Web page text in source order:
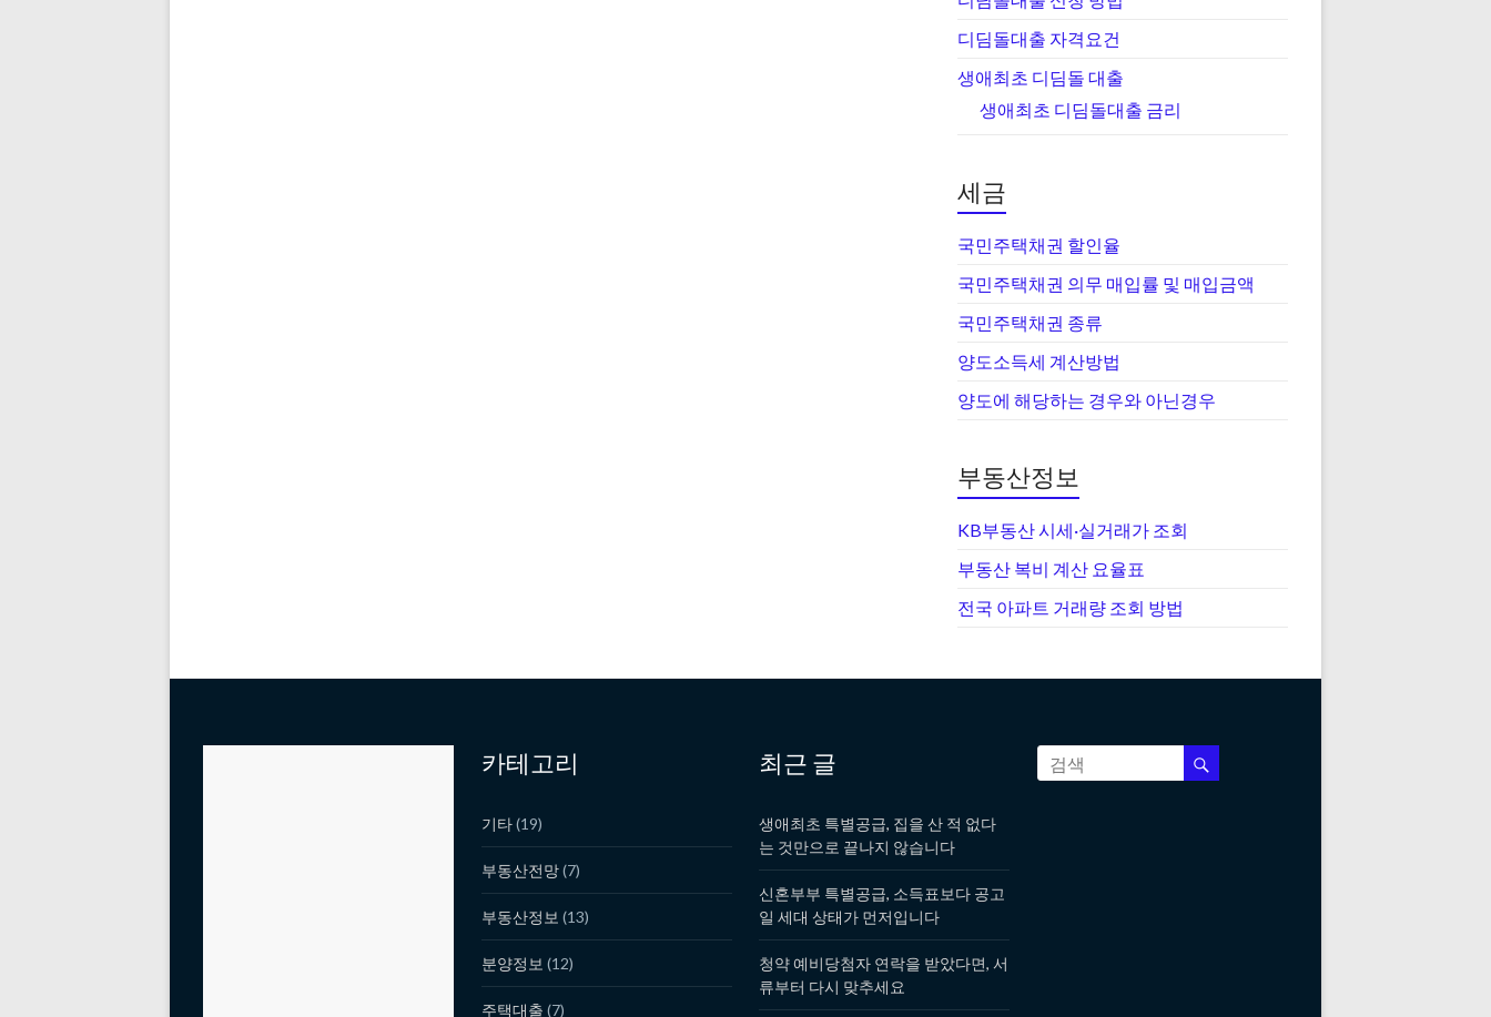
디딤돌대출 자격요건
생애최초 디딤돌 대출
생애최초 디딤돌대출 금리
세금
국민주택채권 할인율
국민주택채권 의무 매입률 및 매입금액
국민주택채권 종류
양도소득세 계산방법
양도에 해당하는 경우와 아닌경우
부동산정보
KB부동산 시세·실거래가 조회
부동산 복비 계산 요율표
전국 아파트 거래량 조회 방법
카테고리
기타(19)
부동산전망(7)
부동산정보 (13)
분양정보 (12)
주택대출 (7)
최근 글
생애최초 특별공급, 집을 산 적 없다
는 것만으로 끝나지 않습니다
신혼부부 특별공급, 소득표보다 공고
일 세대 상태가 먼저입니다
청약 예비당첨자 연락을 받았다면, 서
류부터 다시 맞추세요